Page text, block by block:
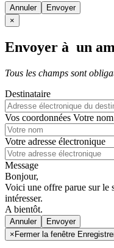
Annuler
×
Envoyer à un
Tous les champs sont
Destinataire
Vos coordonnées Votre nom
Votre adresse électronique
Message
Bonjour,
Voici une offre parue sur le
intéresser.
A bientôt.
Annuler
× Fermer la fenêtre